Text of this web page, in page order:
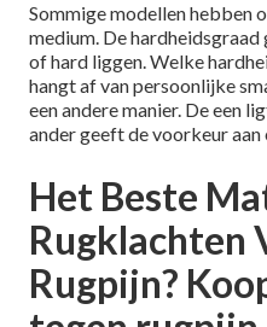
Sommige modellen hebben
medium. De
of hard liggen. Welke
hangt af van persoonlijke
een andere manier. De een
ander geeft de voorkeur
Het Beste
Rugklachten
Rugpijn?